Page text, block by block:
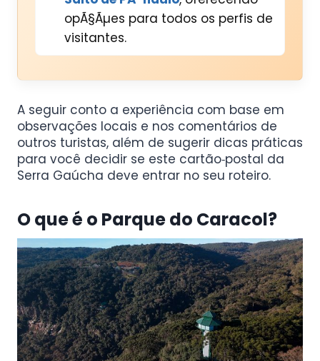
opÃ§Ãµes para todos os perfis de
visitantes.
A seguir conto a experiência com base em
observações locais e nos comentários de
outros turistas, além de sugerir dicas práticas
para você decidir se este cartão‑postal da
Serra Gaúcha deve entrar no seu roteiro.
O que é o Parque do Caracol?